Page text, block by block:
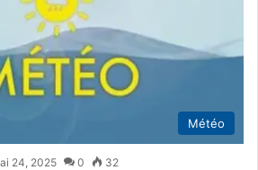
Météo
24, 2025 0 32